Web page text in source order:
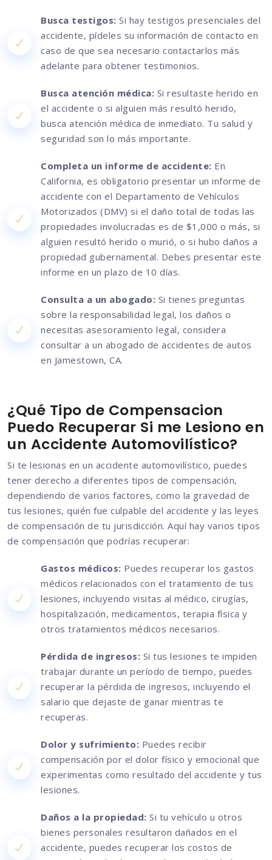
Busca testigos: Si hay testigos presenciales del
accidente, pídeles su información de contacto en
caso de que sea necesario contactarlos más
adelante para obtener testimonios.
Busca atención médica: Si resultaste herido en
el accidente o si alguien más resultó herido,
busca atención médica de inmediato. Tu salud y
seguridad son lo más importante.
Completa un informe de accidente: En
California, es obligatorio presentar un informe de
accidente con el Departamento de Vehículos
Motorizados (DMV) si el daño total de todas las
propiedades involucradas es de $1,000 o más, si
alguien resultó herido o murió, o si hubo daños a
propiedad gubernamental. Debes presentar este
informe en un plazo de 10 días.
Consulta a un abogado: Si tienes preguntas
sobre la responsabilidad legal, los daños o
necesitas asesoramiento legal, considera
consultar a un abogado de accidentes de autos
en Jamestown, CA.
¿Qué Tipo de Compensacion
Puedo Recuperar Si me Lesiono en
un Accidente Automovilístico?
Si te lesionas en un accidente automovilístico, puedes
tener derecho a diferentes tipos de compensación,
dependiendo de varios factores, como la gravedad de
tus lesiones, quién fue culpable del accidente y las leyes
de compensación de tu jurisdicción. Aquí hay varios tipos
de compensación que podrías recuperar:
Gastos médicos: Puedes recuperar los gastos
médicos relacionados con el tratamiento de tus
lesiones, incluyendo visitas al médico, cirugías,
hospitalización, medicamentos, terapia física y
otros tratamientos médicos necesarios.
Pérdida de ingresos: Si tus lesiones te impiden
trabajar durante un período de tiempo, puedes
recuperar la pérdida de ingresos, incluyendo el
salario que dejaste de ganar mientras te
recuperas.
Dolor y sufrimiento: Puedes recibir
compensación por el dolor físico y emocional que
experimentas como resultado del accidente y tus
lesiones.
Daños a la propiedad: Si tu vehículo u otros
bienes personales resultaron dañados en el
accidente, puedes recuperar los costos de